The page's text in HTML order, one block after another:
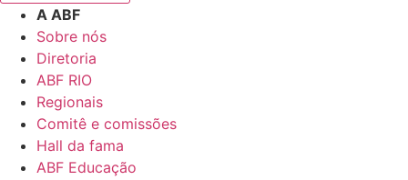
A ABF
Sobre nós
Diretoria
ABF RIO
Regionais
Comitê e comissões
Hall da fama
ABF Educação